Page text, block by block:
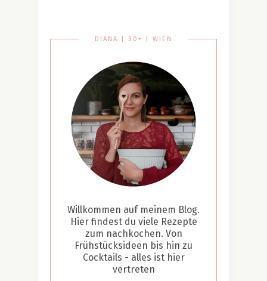
DIANA | 30+ | WIEN
Willkommen auf meinem Blog.
Hier findest du viele Rezepte
zum nachkochen. Von
Frühstücksideen bis hin zu
Cocktails - alles ist hier
vertreten